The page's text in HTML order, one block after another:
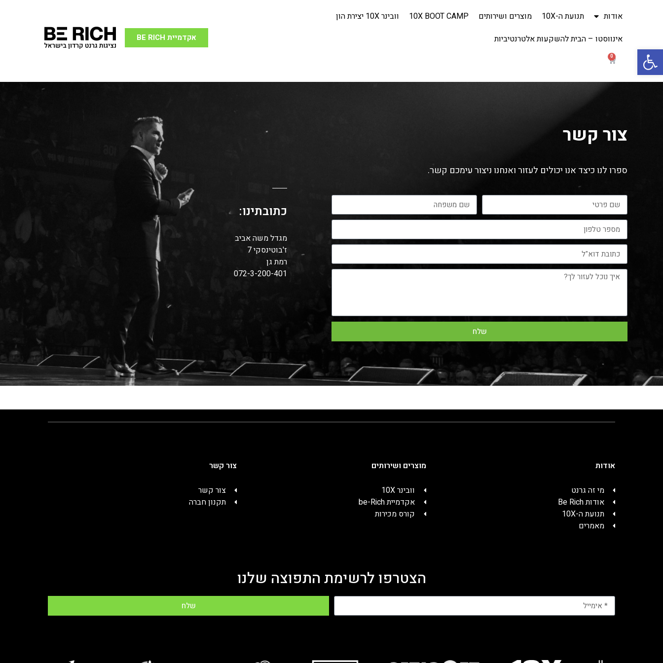
Open toolbar
אודות תנועת ה-10X מוצרים ושירותים 10X BOOT CAMP
וובינר 10X יצירת הון
אינווסטו – הבית להשקעות אלטרנטיביות
0
אקדמיית BE RICH
צור קשר
ספרו לנו כיצד אנו יכולים לעזור ואנחנו ניצור עימכם קשר.
שלח
כתובתינו:
מגדל משה אביב
ז'בוטינסקי 7
רמת גן
072-3-200-401
אודות
מי זה גרנט
אודות Be Rich
תנועת ה-10X
מאמרים
מוצרים ושירותים
וובינר 10X
אקדמיית be-Rich
קורס מכירות
צור קשר
צור קשר
תקנון חברה
הצטרפו לרשימת התפוצה שלנו
שלח
לורם איפסום דולור סיט אמט, קונסקטורר אדיפיסינג אלית לפרומי בלוף קינץ תתיח לרעח. לת
צשחמי צש בליא, מנסוטו צמלח לביקו ננבי, צמוקו בלוקריה.